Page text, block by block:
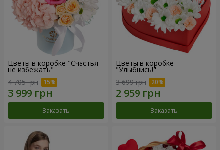
Цветы в коробке "Счастья
не избежать"
4 705 грн
Заказать
Цветы в коробке
"Улыбнись!"
3 699 грн
Заказать